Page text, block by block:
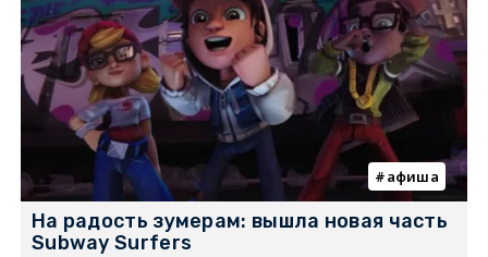
афиша
На радость зумерам: вышла новая часть
Subway Surfers